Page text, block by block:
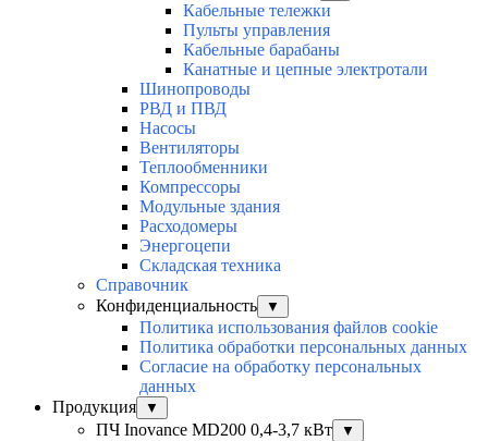
Кабельные тележки
Пульты управления
Кабельные барабаны
Канатные и цепные электротали
Шинопроводы
РВД и ПВД
Насосы
Вентиляторы
Теплообменники
Компрессоры
Модульные здания
Расходомеры
Энергоцепи
Складская техника
Справочник
Конфиденциальность
▼
Политика использования файлов cookie
Политика обработки персональных данных
Согласие на обработку персональных
данных
Продукция
▼
ПЧ Inovance MD200 0,4-3,7 кВт ▼